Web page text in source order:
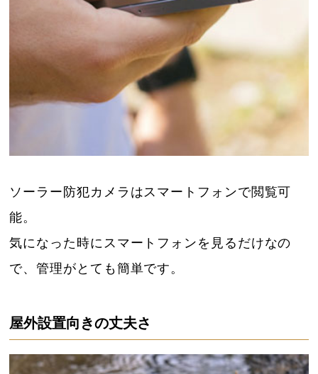
ソーラー防犯カメラはスマートフォンで閲覧可
能。
気になった時にスマートフォンを見るだけなの
で、管理がとても簡単です。
屋外設置向きの丈夫さ